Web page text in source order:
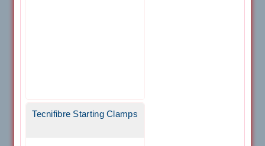
Tecnifibre Starting Clamps